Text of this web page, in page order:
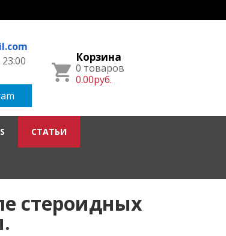
Корзина
0 товаров
0.00руб.
СТАТЬИ
стероидных